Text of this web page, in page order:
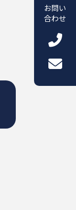
お問い
合わせ